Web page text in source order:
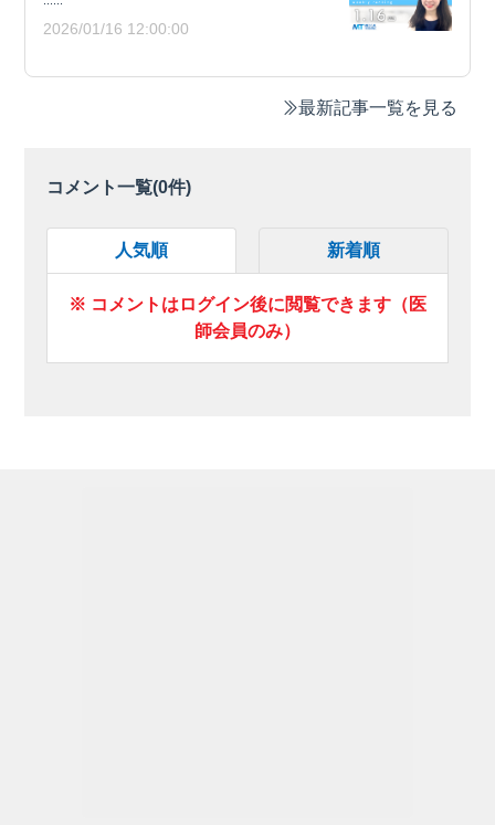
2026/01/16 12:00:00
最新記事一覧を見る
コメント一覧(0件)
人気順 新着順
※ コメントはログイン後に閲覧できます（医
師会員のみ）